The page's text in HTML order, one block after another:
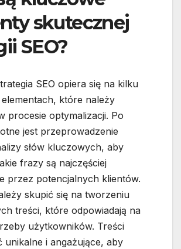
skutecznej
SEO?
SEO opiera się na kilku
które należy
procesie optymalizacji. Po
jest przeprowadzenie
słów kluczowych, aby
frazy są najczęściej
przez potencjalnych klientów.
skupić się na tworzeniu
treści, które odpowiadają na
użytkowników. Treści
unikalne i angażujące, aby